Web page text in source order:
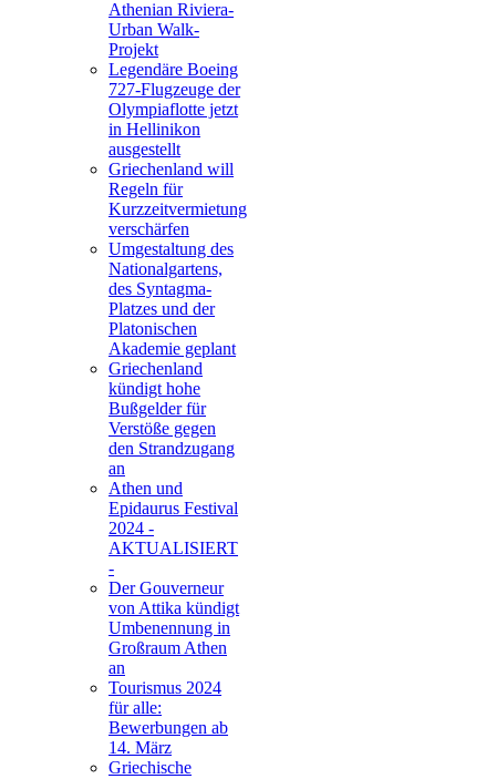
Athenian Riviera-
Urban Walk-
Projekt
Legendäre Boeing
727-Flugzeuge der
Olympiaflotte jetzt
in Hellinikon
ausgestellt
Griechenland will
Regeln für
Kurzzeitvermietung
verschärfen
Umgestaltung des
Nationalgartens,
des Syntagma-
Platzes und der
Platonischen
Akademie geplant
Griechenland
kündigt hohe
Bußgelder für
Verstöße gegen
den Strandzugang
an
Athen und
Epidaurus Festival
2024 -
AKTUALISIERT
-
Der Gouverneur
von Attika kündigt
Umbenennung in
Großraum Athen
an
Tourismus 2024
für alle:
Bewerbungen ab
14. März
Griechische